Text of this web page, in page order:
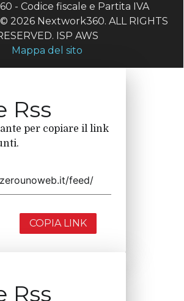
- Codice fiscale e Partita IVA
2026 Nextwork360. ALL RIGHTS
ISP AWS
Mappa del sito
Rss
per copiare il link
COPIA LINK
Rss